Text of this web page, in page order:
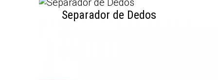
Separador de Dedos